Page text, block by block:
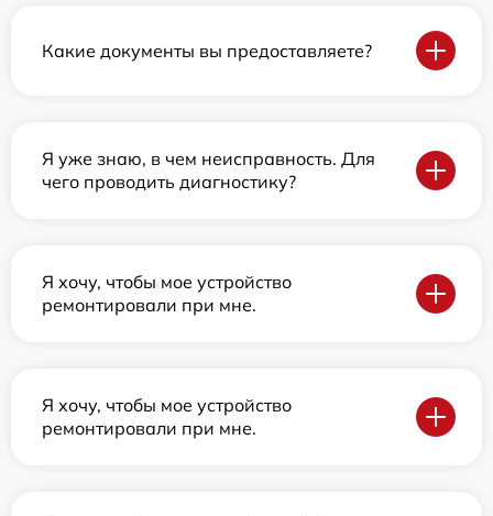
Какие документы вы предоставляете?
Я уже знаю, в чем неисправность. Для
чего проводить диагностику?
Я хочу, чтобы мое устройство
ремонтировали при мне.
Я хочу, чтобы мое устройство
ремонтировали при мне.